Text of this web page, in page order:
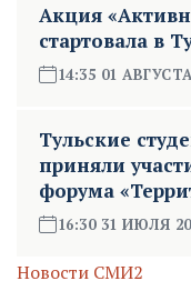
Акция
стартовала в
14:35 01
Тульские
приняли
форума
16:30 31 ИЮЛЯ
Новости СМИ2